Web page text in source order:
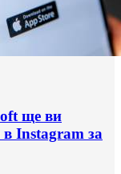
ще ви
Instagram за